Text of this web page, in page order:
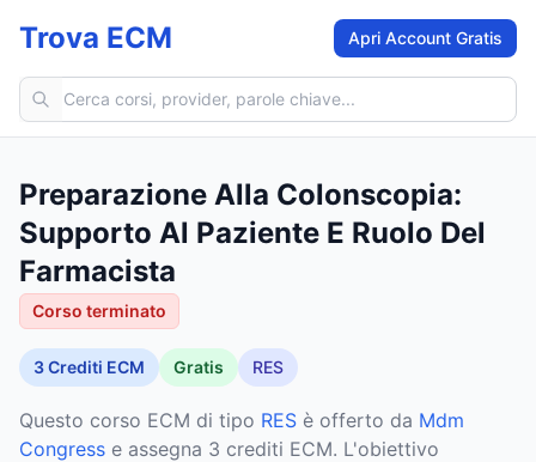
Trova ECM Apri Account Gratis
Cerca corsi ECM
Preparazione Alla Colonscopia:
Supporto Al Paziente E Ruolo Del
Farmacista
Corso terminato
3Crediti ECM Gratis RES
Questo corso ECM di tipo RES è offerto da Mdm
Congress e assegna 3 crediti ECM. L'obiettivo